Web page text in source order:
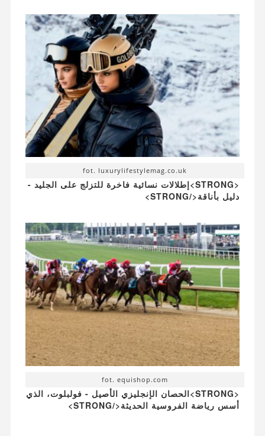
fot. luxurylifestylemag.co.uk
<STRONG>إطلالات نسائية فاخرة للتزلج على الجليد -
دليل بأناقة</STRONG>
fot. equishop.com
<STRONG>الحصان الإنجليزي الأصيل - فولبلوت، الذي
أسس رياضة الفروسية الحديثة</STRONG>